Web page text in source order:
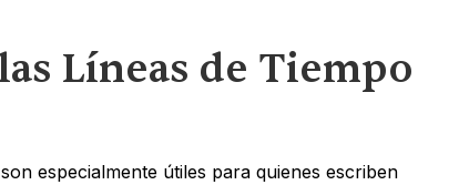
Líneas de Tiempo
especialmente útiles para quienes escriben